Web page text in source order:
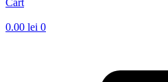
Cart
0.00 lei 0